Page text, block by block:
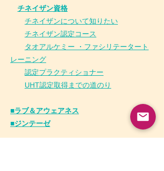
チネイザン資格
チネイザンについて知りたい
チネイザン認定コース
タオアルケミー ・ファシリテータート
レーニング
認定プラクティショナー
UHT認定取得までの道のり
■ラブ＆アウェアネス
■ジンテーゼ